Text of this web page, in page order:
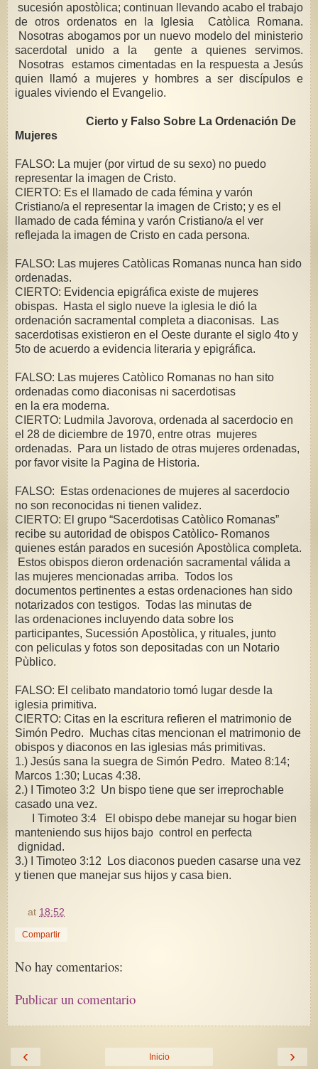
sucesión apostòlica; continuan llevando acabo el trabajo
de otros ordenatos en la Iglesia Catòlica Romana.
Nosotras abogamos por un nuevo modelo del ministerio
sacerdotal unido a la gente a quienes servimos.
Nosotras estamos cimentadas en la respuesta a Jesús
quien llamó a mujeres y hombres a ser discípulos e
iguales viviendo el Evangelio.
Cierto y Falso Sobre La Ordenación De
Mujeres
FALSO: La mujer (por virtud de su sexo) no puedo
representar la imagen de Cristo.
CIERTO: Es el llamado de cada fémina y varón
Cristiano/a el representar la imagen de Cristo; y es el
llamado de cada fémina y varón Cristiano/a el ver
reflejada la imagen de Cristo en cada persona.
FALSO: Las mujeres Catòlicas Romanas nunca han sido
ordenadas.
CIERTO: Evidencia epigráfica existe de mujeres
obispas. Hasta el siglo nueve la iglesia le dió la
ordenación sacramental completa a diaconisas. Las
sacerdotisas existieron en el Oeste durante el siglo 4to y
5to de acuerdo a evidencia literaria y epigráfica.
FALSO: Las mujeres Catòlico Romanas no han sito
ordenadas como diaconisas ni sacerdotisas
en la era moderna.
CIERTO: Ludmila Javorova, ordenada al sacerdocio en
el 28 de diciembre de 1970, entre otras mujeres
ordenadas. Para un listado de otras mujeres ordenadas,
por favor visite la Pagina de Historia.
FALSO: Estas ordenaciones de mujeres al sacerdocio
no son reconocidas ni tienen validez.
CIERTO: El grupo “Sacerdotisas Catòlico Romanas”
recibe su autoridad de obispos Catòlico- Romanos
quienes están parados en sucesión Apostòlica completa.
Estos obispos dieron ordenación sacramental válida a
las mujeres mencionadas arriba. Todos los
documentos pertinentes a estas ordenaciones han sido
notarizados con testigos. Todas las minutas de
las ordenaciones incluyendo data sobre los
participantes, Sucessión Apostòlica, y rituales, junto
con peliculas y fotos son depositadas con un Notario
Pùblico.
FALSO: El celibato mandatorio tomó lugar desde la
iglesia primitiva.
CIERTO: Citas en la escritura refieren el matrimonio de
Simón Pedro. Muchas citas mencionan el matrimonio de
obispos y diaconos en las iglesias más primitivas.
1.) Jesús sana la suegra de Simón Pedro. Mateo 8:14;
Marcos 1:30; Lucas 4:38.
2.) I Timoteo 3:2 Un bispo tiene que ser irreprochable
casado una vez.
I Timoteo 3:4 El obispo debe manejar su hogar bien
manteniendo sus hijos bajo control en perfecta
dignidad.
3.) I Timoteo 3:12 Los diaconos pueden casarse una vez
y tienen que manejar sus hijos y casa bien.
at 18:52
Compartir
No hay comentarios:
Publicar un comentario
‹ ›
Inicio